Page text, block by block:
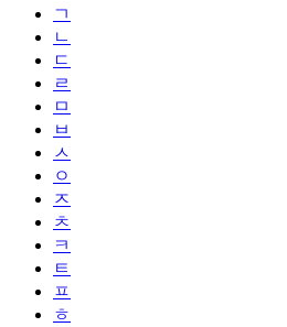
ㄱ
ㄴ
ㄷ
ㄹ
ㅁ
ㅂ
ㅅ
ㅇ
ㅈ
ㅊ
ㅋ
ㅌ
ㅍ
ㅎ